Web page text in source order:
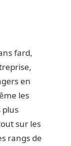
fard,
en
les
plus
sur les
rangs de